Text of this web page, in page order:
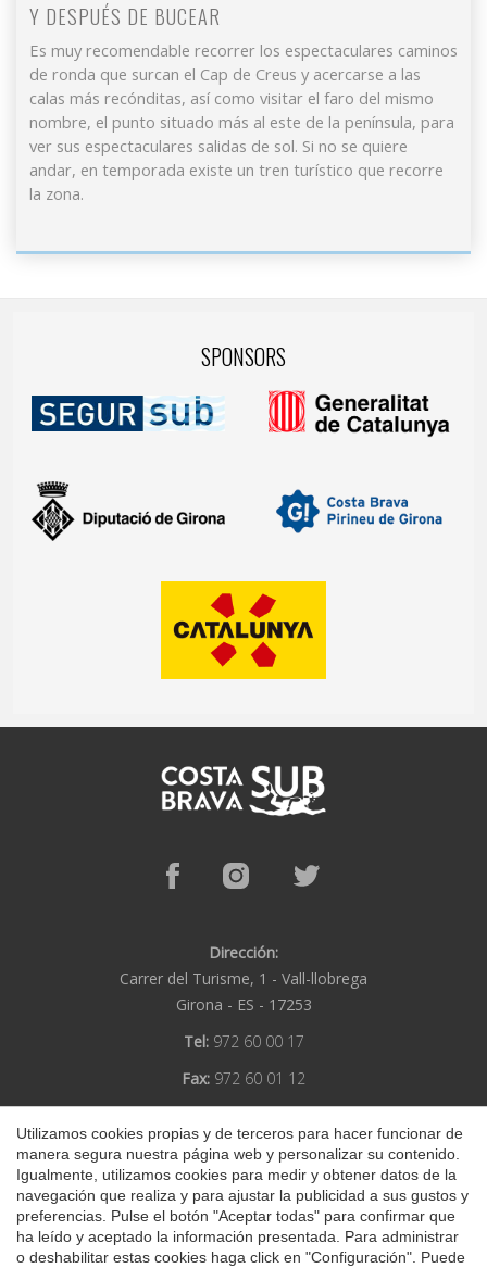
Y DESPUÉS DE BUCEAR
Es muy recomendable recorrer los espectaculares caminos
de ronda que surcan el Cap de Creus y acercarse a las
calas más recónditas, así como visitar el faro del mismo
nombre, el punto situado más al este de la península, para
ver sus espectaculares salidas de sol. Si no se quiere
andar, en temporada existe un tren turístico que recorre
la zona.
SPONSORS
Dirección:
Carrer del Turisme, 1 - Vall-llobrega
Girona - ES - 17253
Tel: 972 60 00 17
Fax: 972 60 01 12
Submarinismo Costa Brava
Aviso Legal
Política de Privacidad
Condiciones de uso
Política de Cookies
© 2026 Asociación de centros de inmersión de la costa
Utilizamos cookies propias y de terceros para hacer funcionar de
manera segura nuestra página web y personalizar su contenido.
Igualmente, utilizamos cookies para medir y obtener datos de la
navegación que realiza y para ajustar la publicidad a sus gustos y
preferencias. Pulse el botón "Aceptar todas" para confirmar que
ha leído y aceptado la información presentada. Para administrar
o deshabilitar estas cookies haga click en "Configuración". Puede
Guardar configuración Aceptar todas